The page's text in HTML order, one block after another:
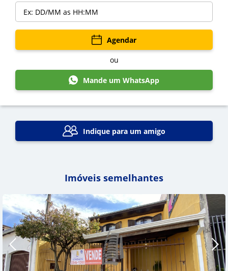
Agendar
ou
Mande um WhatsApp
Voltar
Indique para um amigo
Imóveis semelhantes